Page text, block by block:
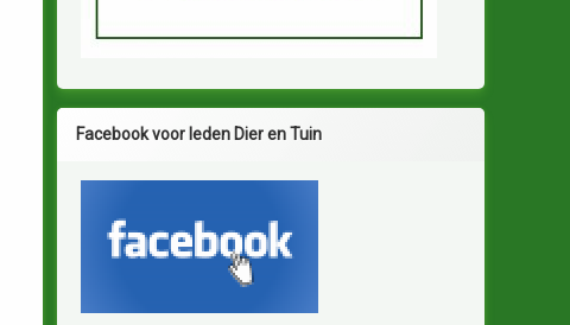
Facebook voor leden Dier en Tuin